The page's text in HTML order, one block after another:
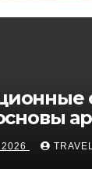
и